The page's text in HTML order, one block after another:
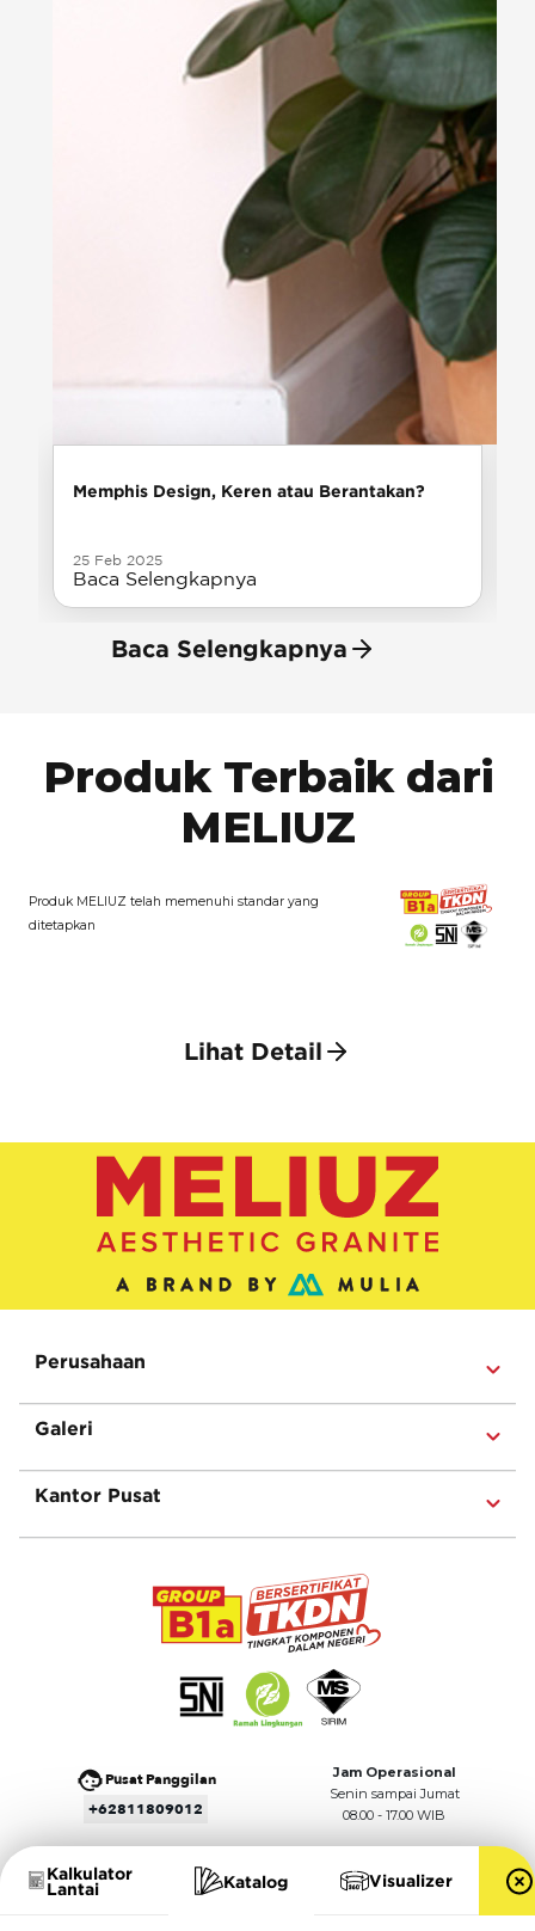
Kalkulator
Lantai
Katalog Visualizer
Memphis Design, Keren atau Berantakan?
25 Feb 2025
Baca Selengkapnya
Baca Selengkapnya
Produk Terbaik dari
MELIUZ
Produk MELIUZ telah memenuhi standar yang
ditetapkan
Lihat Detail
Perusahaan
Galeri
Kantor Pusat
Pusat Panggilan
+62811809012
Jam Operasional
Senin sampai Jumat
08.00 - 17.00 WIB
Ikuti Kami